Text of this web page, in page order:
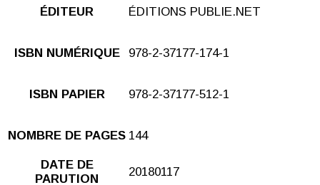
ÉDITEUR ÉDITIONS PUBLIE.NET
ISBN NUMÉRIQUE 978-2-37177-174-1
ISBN PAPIER 978-2-37177-512-1
NOMBRE DE PAGES 144
DATE DE
PARUTION
20180117